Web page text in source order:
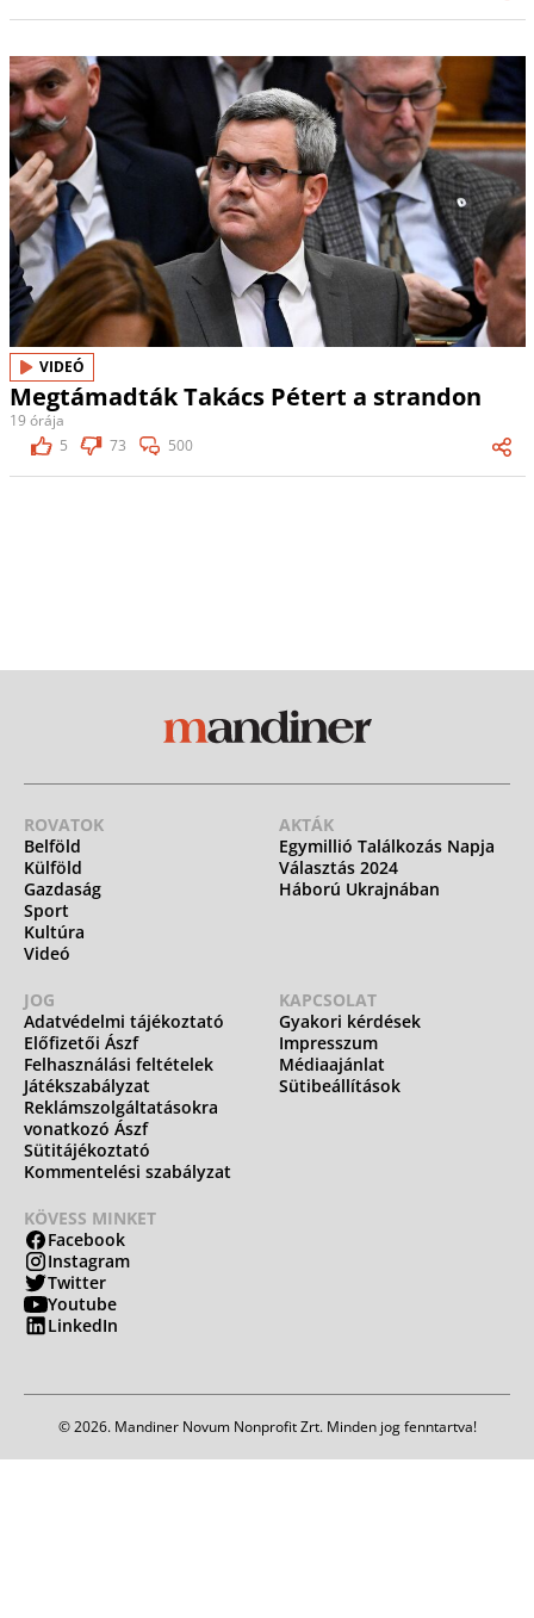
VIDEÓ
Megtámadták Takács Pétert a strandon
19 órája
5
73 500
ROVATOK
Belföld
Külföld
Gazdaság
Sport
Kultúra
Videó
AKTÁK
Egymillió Találkozás Napja
Választás 2024
Háború Ukrajnában
JOG
Adatvédelmi tájékoztató
Előfizetői Ászf
Felhasználási feltételek
Játékszabályzat
Reklámszolgáltatásokra
vonatkozó Ászf
Sütitájékoztató
Kommentelési szabályzat
KAPCSOLAT
Gyakori kérdések
Impresszum
Médiaajánlat
Sütibeállítások
KÖVESS MINKET
Facebook
Instagram
Twitter
Youtube
LinkedIn
© 2026. Mandiner Novum Nonprofit Zrt. Minden jog fenntartva!